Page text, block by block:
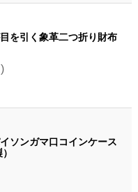
を引く象革二つ折り財布
ソンガマ口コインケース